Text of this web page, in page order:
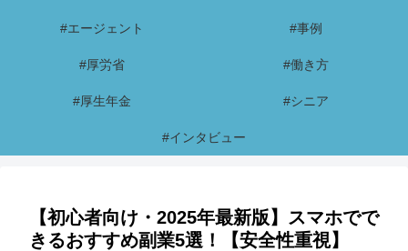
#エージェント #事例
#厚労省 #働き方
#厚生年金 #シニア
#インタビュー
【初心者向け・2025年最新版】スマホでで
きるおすすめ副業5選！【安全性重視】